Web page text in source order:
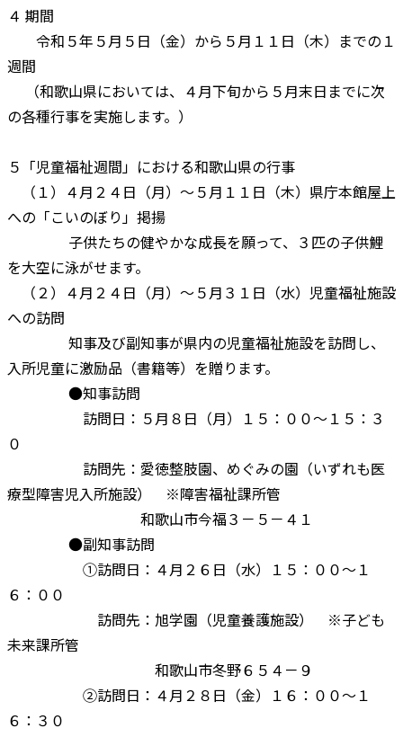
４ 期間
令和５年５月５日（金）から５月１１日（木）までの１
週間
（和歌山県においては、４月下旬から５月末日までに次
の各種行事を実施します。）
５「児童福祉週間」における和歌山県の行事
（１）４月２４日（月）～５月１１日（木）県庁本館屋上
への「こいのぼり」掲揚
子供たちの健やかな成長を願って、３匹の子供鯉
を大空に泳がせます。
（２）４月２４日（月）～５月３１日（水）児童福祉施設
への訪問
知事及び副知事が県内の児童福祉施設を訪問し、
入所児童に激励品（書籍等）を贈ります。
●知事訪問
訪問日：５月８日（月）１５：００～１５：３
０
訪問先：愛徳整肢園、めぐみの園（いずれも医
療型障害児入所施設） ※障害福祉課所管
和歌山市今福３－５－４１
●副知事訪問
①訪問日：４月２６日（水）１５：００～１
６：００
訪問先：旭学園（児童養護施設） ※子ども
未来課所管
和歌山市冬野６５４－９
②訪問日：４月２８日（金）１６：００～１
６：３０